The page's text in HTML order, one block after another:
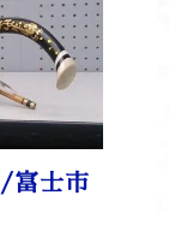
富士市